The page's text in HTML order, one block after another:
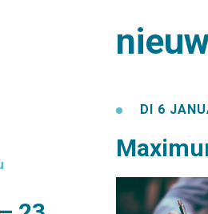
DI 6